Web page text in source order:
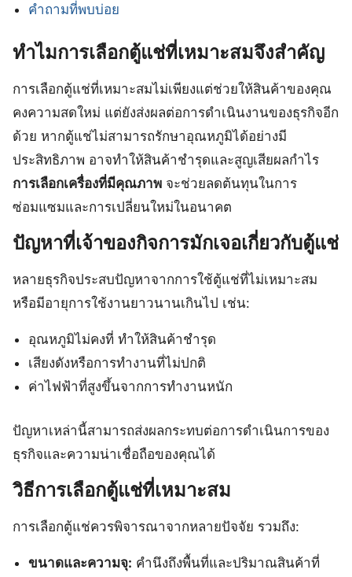
คำถามที่พบบ่อย
ทำไมการเลือกตู้แช่ที่เหมาะสมจึงสำคัญ
การเลือกตู้แช่ที่เหมาะสมไม่เพียงแต่ช่วยให้สินค้าของคุณ
คงความสดใหม่ แต่ยังส่งผลต่อการดำเนินงานของธุรกิจอีก
ด้วย หากตู้แช่ไม่สามารถรักษาอุณหภูมิได้อย่างมี
ประสิทธิภาพ อาจทำให้สินค้าชำรุดและสูญเสียผลกำไร
การเลือกเครื่องที่มีคุณภาพ จะช่วยลดต้นทุนในการ
ซ่อมแซมและการเปลี่ยนใหม่ในอนาคต
ปัญหาที่เจ้าของกิจการมักเจอเกี่ยวกับตู้แช่
หลายธุรกิจประสบปัญหาจากการใช้ตู้แช่ที่ไม่เหมาะสม
หรือมีอายุการใช้งานยาวนานเกินไป เช่น:
อุณหภูมิไม่คงที่ ทำให้สินค้าชำรุด
เสียงดังหรือการทำงานที่ไม่ปกติ
ค่าไฟฟ้าที่สูงขึ้นจากการทำงานหนัก
ปัญหาเหล่านี้สามารถส่งผลกระทบต่อการดำเนินการของ
ธุรกิจและความน่าเชื่อถือของคุณได้
วิธีการเลือกตู้แช่ที่เหมาะสม
การเลือกตู้แช่ควรพิจารณาจากหลายปัจจัย รวมถึง:
ขนาดและความจุ: คำนึงถึงพื้นที่และปริมาณสินค้าที่